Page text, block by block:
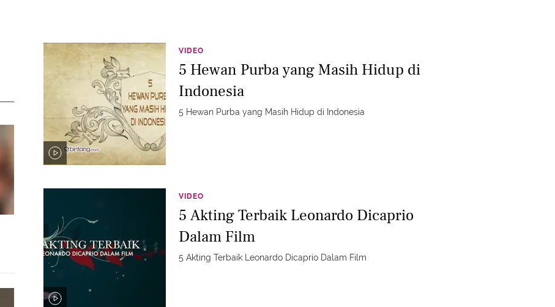
VIDEO
5 Hewan Purba yang Masih Hidup di
Indonesia
5 Hewan Purba yang Masih Hidup di Indonesia
VIDEO
5 Akting Terbaik Leonardo Dicaprio
Dalam Film
5 Akting Terbaik Leonardo Dicaprio Dalam Film